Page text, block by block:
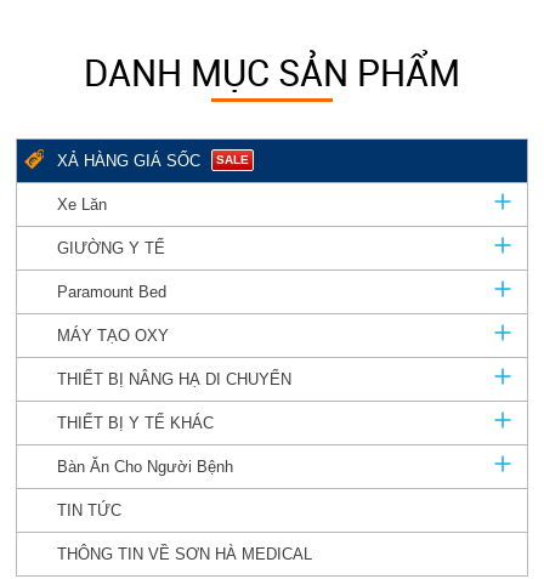
DANH MỤC SẢN PHẨM
XẢ HÀNG GIÁ SỐC SALE
Xe Lăn
GIƯỜNG Y TẾ
Paramount Bed
MÁY TẠO OXY
THIẾT BỊ NÂNG HẠ DI CHUYỂN
THIẾT BỊ Y TẾ KHÁC
Bàn Ăn Cho Người Bệnh
TIN TỨC
THÔNG TIN VỀ SƠN HÀ MEDICAL